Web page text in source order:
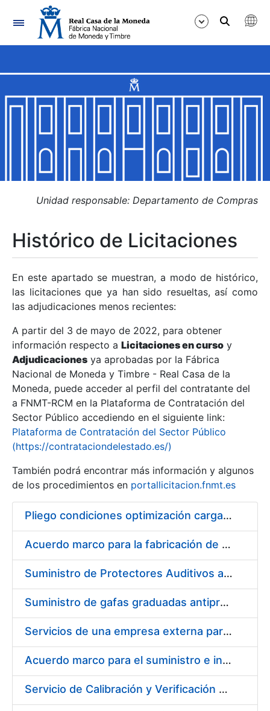
Navegación
Mostrar/Ocultar
Mostrar/Ocultar
Mostrar/Ocultar
Mostrar/Ocultar
Mostrar/Ocultar
Mostrar/Ocultar
Unidad responsable: Departamento de Compras
Histórico de Licitaciones
En este apartado se muestran, a modo de histórico,
las licitaciones que ya han sido resueltas, así como
las adjudicaciones menos recientes:
A partir del 3 de mayo de 2022, para obtener
información respecto a Licitaciones en curso y
Adjudicaciones ya aprobadas por la Fábrica
Nacional de Moneda y Timbre - Real Casa de la
Moneda, puede acceder al perfil del contratante del
a FNMT-RCM en la Plataforma de Contratación del
Sector Público accediendo en el siguiente link:
Plataforma de Contratación del Sector Público
(https://contrataciondelestado.es/)
También podrá encontrar más información y algunos
de los procedimientos en portallicitacion.fnmt.es
Pliego condiciones optimización cargas compras firmado
Acuerdo marco para la fabricación de piezas
Suministro de Protectores Auditivos a medida para las personas trabajadoras de los Centros de Trabajo de Madrid y Burgos
Suministro de gafas graduadas antiproyecciones para los trabajadores de la FNMT-RCM en los centros de trabajo de Madrid y Burgos
Servicios de una empresa externa para el asesoramiento y resolución de los recursos de alzada que se presentan relacionados con procesos de selección para la FNMT-RCM
Acuerdo marco para el suministro e instalación de persianas, estores y otros complementos
Servicio de Calibración y Verificación Externa de los Equipos de Medición del Servicio de Prevención de la FNMT-RCM